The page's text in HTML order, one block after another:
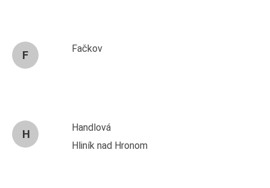
F
Fačkov
H
Handlová
Hliník nad Hronom